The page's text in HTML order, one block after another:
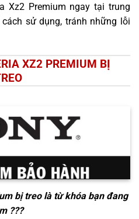
Xz2 Premium ngay tại trung
sử dụng, tránh những lỗi
XZ2 PREMIUM BỊ
bị treolà từ khóa bạn đang
???